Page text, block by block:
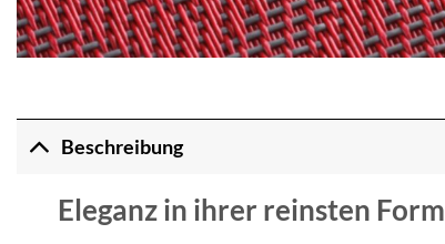
Beschreibung
Eleganz in ihrer reinsten Form